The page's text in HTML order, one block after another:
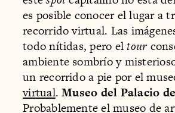
es posible conocer el lugar a
recorrido virtual. Las
todo nítidas, pero eltour
ambiente sombrío y
un recorrido a pie por el
virtual.Museo del Palacio
Probablemente el museo de